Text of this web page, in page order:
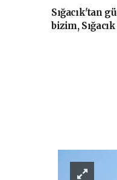
Sığacık'tan
bizim,